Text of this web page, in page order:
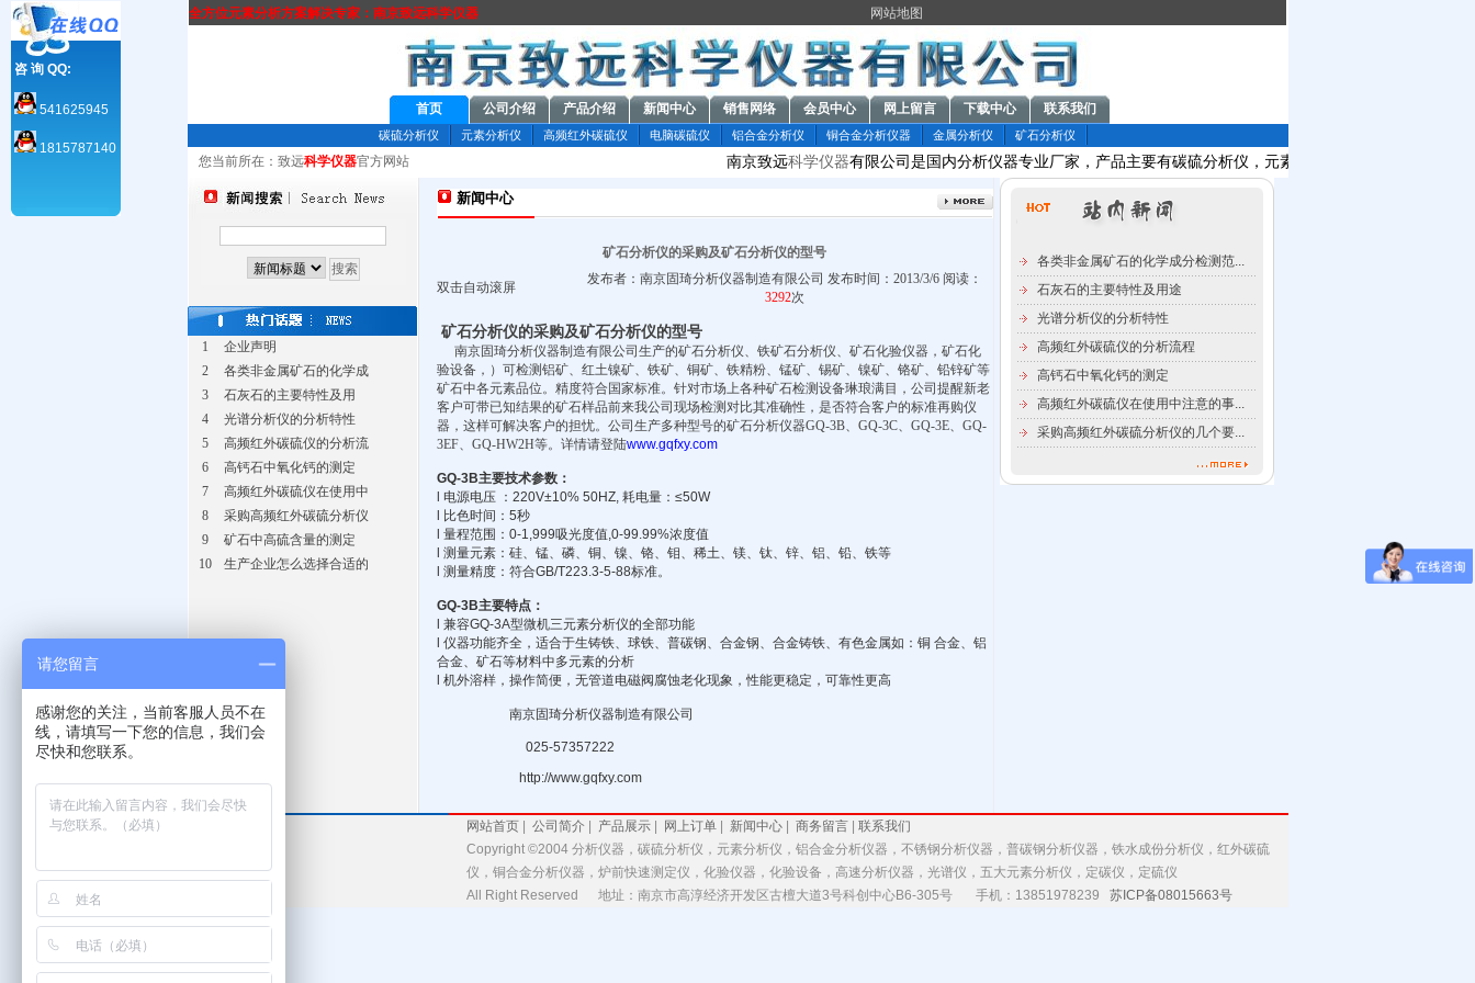
全方位元素分析方案解决专家：南京致远科学仪器 网站地图
首页 公司介绍 产品介绍 新闻中心 销售网络 会员中心 网上留言 下载中心 联系我们
碳硫分析仪 元素分析仪 高频红外碳硫仪 电脑碳硫仪 铝合金分析仪 铜合金分析仪器 金属分析仪 矿石分析仪
您当前所在：致远科学仪器官方网站 南京致远科学仪器有限公司是国内分析仪器专业厂家，产品主要有碳硫分析仪，元素分析仪，金属元素分析仪
1
企业声明
2
各类非金属矿石的化学成
3
石灰石的主要特性及用
4
光谱分析仪的分析特性
5
高频红外碳硫仪的分析流
6
高钙石中氧化钙的测定
7
高频红外碳硫仪在使用中
8
采购高频红外碳硫分析仪
9
矿石中高硫含量的测定
10
生产企业怎么选择合适的
新闻中心
矿石分析仪的采购及矿石分析仪的型号
双击自动滚屏
发布者：南京固琦分析仪器制造有限公司 发布时间：2013/3/6 阅读：
3292次
矿石分析仪的采购及矿石分析仪的型号
南京固琦分析仪器制造有限公司生产的矿石分析仪、铁矿石分析仪、矿石化验仪器，矿石化
验设备，）可检测铝矿、红土镍矿、铁矿、铜矿、铁精粉、锰矿、锡矿、镍矿、铬矿、铅锌矿等
矿石中各元素品位。精度符合国家标准。针对市场上各种矿石检测设备琳琅满目，公司提醒新老
客户可带已知结果的矿石样品前来我公司现场检测对比其准确性，是否符合客户的标准再购仪
器，这样可解决客户的担忧。公司生产多种型号的矿石分析仪器GQ-3B、 GQ-3C、 GQ-3E、 GQ-
3EF、 GQ-HW2H等。详情请登陆www.gqfxy.com
GQ-3B主要技术参数：
电源电压 ： 220V±10% 50HZ, 耗电量： ≤50W
比色时间： 5秒
量程范围： 0-1,999吸光度值,0-99.99%浓度值
测量元素：硅、锰、磷、铜、镍、铬、钼、稀土、镁、钛、锌、铝、铅、铁等
测量精度：符合GB/T223.3-5-88标准。
GQ-3B主要特点：
兼容GQ-3A型微机三元素分析仪的全部功能
仪器功能齐全，适合于生铸铁、球铁、普碳钢、合金钢、合金铸铁、有色金属如：铜 合金、铝
合金、矿石等材料中多元素的分析
机外溶样，操作简便，无管道电磁阀腐蚀老化现象，性能更稳定，可靠性更高
南京固琦分析仪器制造有限公司
025-57357222
http://www.gqfxy.com
各类非金属矿石的化学成分检测范...
石灰石的主要特性及用途
光谱分析仪的分析特性
高频红外碳硫仪的分析流程
高钙石中氧化钙的测定
高频红外碳硫仪在使用中注意的事...
采购高频红外碳硫分析仪的几个要...
网站首页| 公司简介| 产品展示| 网上订单| 新闻中心| 商务留言| 联系我们
Copyright ©2004 分析仪器，碳硫分析仪，元素分析仪，铝合金分析仪器，不锈钢分析仪器，普碳钢分析仪器，铁水成份分析仪，红外碳硫
仪，铜合金分析仪器，炉前快速测定仪，化验仪器，化验设备，高速分析仪器，光谱仪，五大元素分析仪，定碳仪，定硫仪
All Right Reserved 地址：南京市高淳经济开发区古檀大道3号科创中心B6-305号 手机：13851978239 苏ICP备08015663号
咨 询 QQ:
541625945
1815787140
请您留言
感谢您的关注，当前客服人员不在
线，请填写一下您的信息，我们会
尽快和您联系。